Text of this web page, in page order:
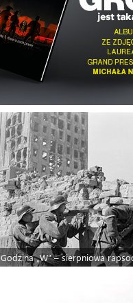
Godzina „W” – sierpniowa